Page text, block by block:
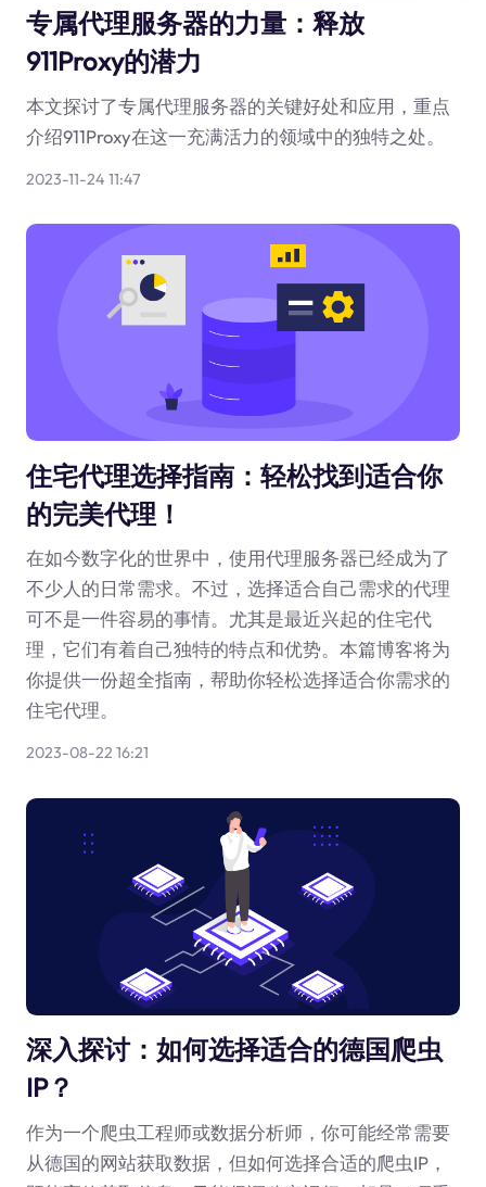
专属代理服务器的力量：释放
911Proxy的潜力
本文探讨了专属代理服务器的关键好处和应用，重点
介绍911Proxy在这一充满活力的领域中的独特之处。
2023-11-24 11:47
住宅代理选择指南：轻松找到适合你
的完美代理！
在如今数字化的世界中，使用代理服务器已经成为了
不少人的日常需求。不过，选择适合自己需求的代理
可不是一件容易的事情。尤其是最近兴起的住宅代
理，它们有着自己独特的特点和优势。本篇博客将为
你提供一份超全指南，帮助你轻松选择适合你需求的
住宅代理。
2023-08-22 16:21
深入探讨：如何选择适合的德国爬虫
IP？
作为一个爬虫工程师或数据分析师，你可能经常需要
从德国的网站获取数据，但如何选择合适的爬虫IP，